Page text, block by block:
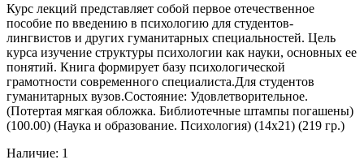
Курс лекций представляет собой первое отечественное
пособие по введению в психологию для студентов-
лингвистов и других гуманитарных специальностей. Цель
курса изучение структуры психологии как науки, основных ее
понятий. Книга формирует базу психологической
грамотности современного специалиста.Для студентов
гуманитарных вузов.Состояние: Удовлетворительное.
(Потертая мягкая обложка. Библиотечные штампы погашены)
(100.00) (Наука и образование. Психология) (14х21) (219 гр.)
Наличие: 1